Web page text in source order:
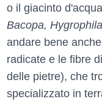
o il giacinto
Bacopa,
andare bene
radicate e le fibre
delle pietre), che
specializzato in